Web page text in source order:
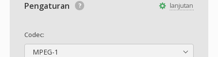
lanjutan
Pengaturan
Codec:
MPEG-1